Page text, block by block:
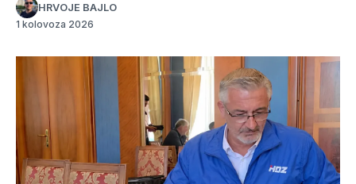
HRVOJE BAJLO
1 kolovoza 2026